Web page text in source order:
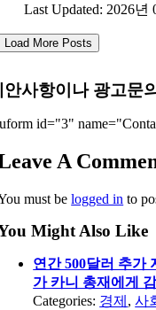
Last Updated: 2026년
Load More Posts
안사항이나 광고문의
id="3"
A
must belogged in to
Might Also Like
연간 500달러 추가
가 카니 총재에게
Categories: 경제 ,사